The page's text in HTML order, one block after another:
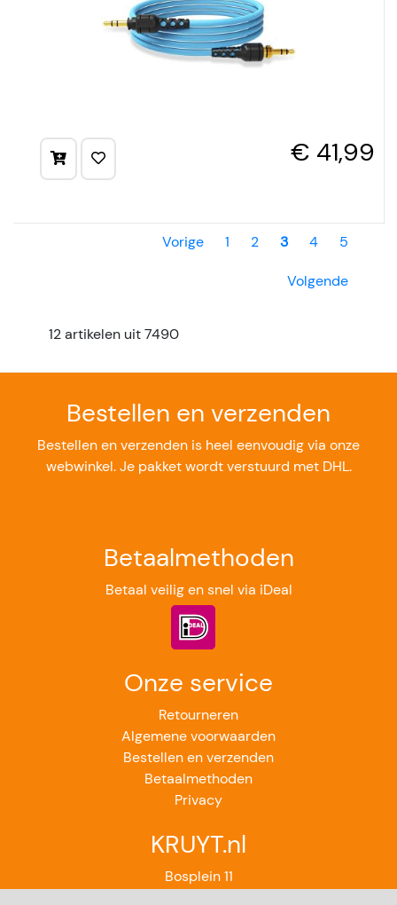
€ 41,99
Vorige 1 2 3 4 5
Volgende
12 artikelen uit 7490
Bestellen en verzenden
Bestellen en verzenden is heel eenvoudig via onze
webwinkel. Je pakket wordt verstuurd met DHL.
Betaalmethoden
Betaal veilig en snel via iDeal
Onze service
Retourneren
Algemene voorwaarden
Bestellen en verzenden
Betaalmethoden
Privacy
KRUYT.nl
Bosplein 11